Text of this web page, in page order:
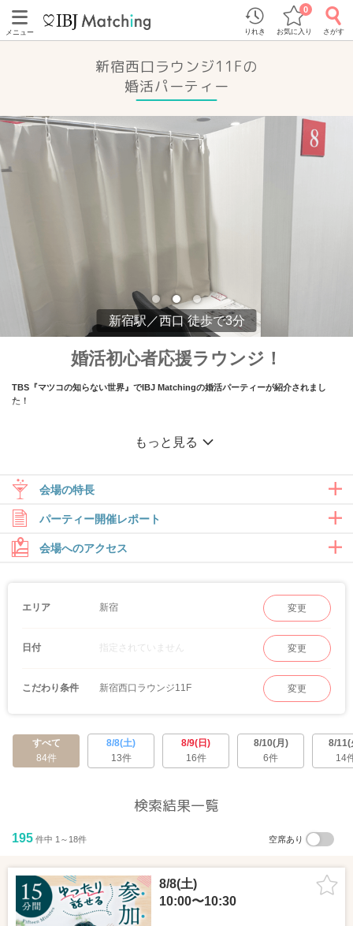
メニュー りれき お気に入り
0
さがす
新宿西口ラウンジ11Fの
婚活パーティー
新宿駅／西口 徒歩で3分
婚活初心者応援ラウンジ！
TBS『マツコの知らない世界』でIBJ Matchingの婚活パーティーが紹介されまし
た！
◆カーテン付きの半個室空間
男女の席の間にカーテンをご用意！
パーティー開始前は自分だけの空間で、
もっと見る
会場の特長
＼初参加数1位のIBJ店舗 ／
「家事育児は協力しあいたい」「結婚後も仕事は続けたい」など
カーテン付きの半個室空間で、リラックスしながら参加できる♪
パーティー開催レポート
2026/07/26（日）
2026/07/17（金）
一途で誠実な長く続く恋がしたい男女
会場へのアクセス
GoogleMapで見る 詳しい行き方を見る
エリア 新宿 変更
日付 指定されていません 変更
こだわり条件 新宿西口ラウンジ11F 変更
すべて
84件
8/8(土)
13件
8/9(日)
16件
8/10(月)
6件
8/11(
14
検索結果一覧
195 件中 1～18件 空席あり
8/8(土)
10:00〜10:30